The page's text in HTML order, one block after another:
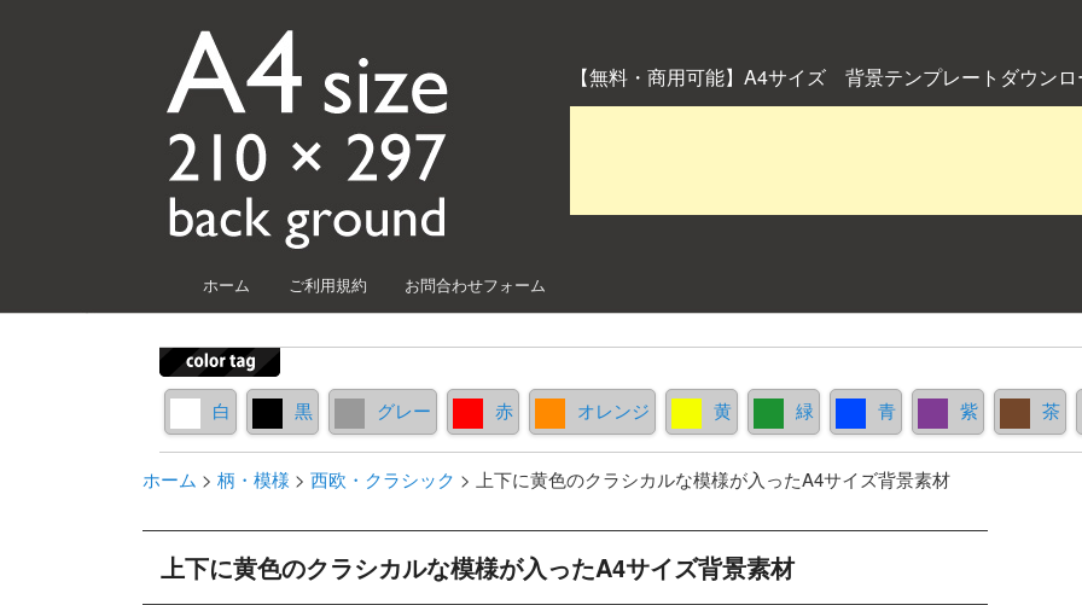
【無料・商用可能】A4サイズ 背景テンプレートダウン
メインコンテンツへ移動
サブコンテンツへ移動
ホーム ご利用規約 お問合わせフォーム
白 黒 グレー 赤 オレンジ 黄 緑 青 紫 茶
ホーム > 柄・模様 > 西欧・クラシック > 上下に黄色のクラシカルな模様が入ったA4サイズ背景素材
上下に黄色のクラシカルな模様が入ったA4サイズ背景素材